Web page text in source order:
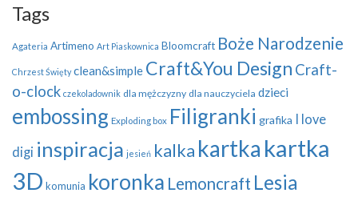
Tags
Agateria Artimeno Art Piaskownica Bloomcraft Boże Narodzenie
Chrzest Święty clean&simple Craft&You Design Craft-
o-clock czekoladownik dla mężczyzny dla nauczyciela dzieci
embossing Exploding box Filigranki grafika I love
digi inspiracja jesień kalka kartka kartka
3D komunia koronka Lemoncraft Lesia